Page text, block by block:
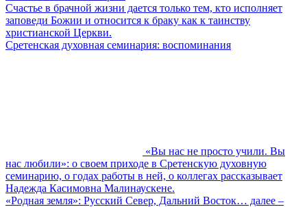
Счастье в брачной жизни дается только тем, кто исполняет
заповеди Божии и относится к браку как к таинству
христианской Церкви.
Сретенская духовная семинария: воспоминания
«Вы нас не просто учили. Вы
нас любили»: о своем приходе в Сретенскую духовную
семинарию, о годах работы в ней, о коллегах рассказывает
Надежда Касимовна Малинаускене.
«Родная земля»: Русский Север, Дальний Восток… далее –